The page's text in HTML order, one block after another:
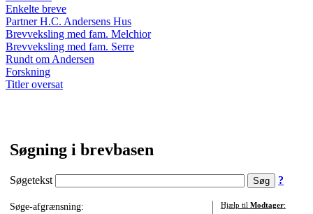
Enkelte breve
Partner H.C. Andersens Hus
Brevveksling med fam. Melchior
Brevveksling med fam. Serre
Rundt om Andersen
Forskning
Titler oversat
Søgning i brevbasen
Søgetekst ?
Søge-afgrænsning:
Hjælp til Modtager: